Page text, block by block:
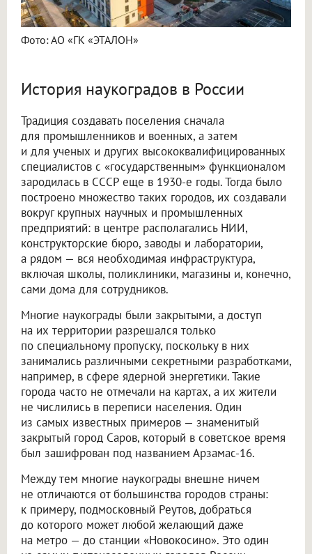
Фото: АО «ГК «ЭТАЛОН»
История наукоградов в России
Традиция создавать поселения сначала
для промышленников и военных, а затем
и для ученых и других высококвалифицированных
специалистов с «государственным» функционалом
зародилась в СССР еще в 1930-е годы. Тогда было
построено множество таких городов, их создавали
вокруг крупных научных и промышленных
предприятий: в центре располагались НИИ,
конструкторские бюро, заводы и лаборатории,
а рядом — вся необходимая инфраструктура,
включая школы, поликлиники, магазины и, конечно,
сами дома для сотрудников.
Многие наукограды были закрытыми, а доступ
на их территории разрешался только
по специальному пропуску, поскольку в них
занимались различными секретными разработками,
например, в сфере ядерной энергетики. Такие
города часто не отмечали на картах, а их жители
не числились в переписи населения. Один
из самых известных примеров — знаменитый
закрытый город Саров, который в советское время
был зашифрован под названием Арзамас-16.
Между тем многие наукограды внешне ничем
не отличаются от большинства городов страны:
к примеру, подмосковный Реутов, добраться
до которого может любой желающий даже
на метро — до станции «Новокосино». Это один